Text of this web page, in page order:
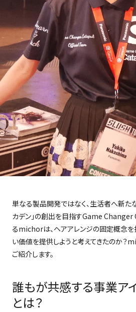
単なる製品開発ではなく、生活者へ新た
カデン」の創出を目指すGame Changer
るmichorは、ヘアアレンジの固定概念を
い価値を提供しようと考えてきたのか？
ご紹介します。
誰もが共感する事業ア
とは？